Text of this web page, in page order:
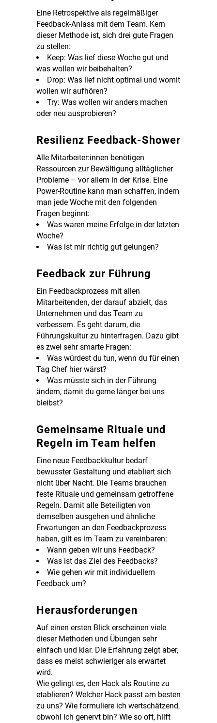
Eine Retrospektive als regelmäßiger
Feedback-Anlass mit dem Team. Kern
dieser Methode ist, sich drei gute Fragen
zu stellen:
Keep: Was lief diese Woche gut und
was wollen wir beibehalten?
Drop: Was lief nicht optimal und womit
wollen wir aufhören?
Try: Was wollen wir anders machen
oder neu ausprobieren?
Resilienz Feedback-Shower
Alle Mitarbeiter:innen benötigen
Ressourcen zur Bewältigung alltäglicher
Probleme – vor allem in der Krise. Eine
Power-Routine kann man schaffen, indem
man jede Woche mit den folgenden
Fragen beginnt:
Was waren meine Erfolge in der letzten
Woche?
Was ist mir richtig gut gelungen?
Feedback zur Führung
Ein Feedbackprozess mit allen
Mitarbeitenden, der darauf abzielt, das
Unternehmen und das Team zu
verbessern. Es geht darum, die
Führungskultur zu hinterfragen. Dazu gibt
es zwei sehr smarte Fragen:
Was würdest du tun, wenn du für einen
Tag Chef hier wärst?
Was müsste sich in der Führung
ändern, damit du gerne länger bei uns
bleibst?
Gemeinsame Rituale und
Regeln im Team helfen
Eine neue Feedbackkultur bedarf
bewusster Gestaltung und etabliert sich
nicht über Nacht. Die Teams brauchen
feste Rituale und gemeinsam getroffene
Regeln. Damit alle Beteiligten von
demselben ausgehen und ähnliche
Erwartungen an den Feedbackprozess
haben, gilt es im Team zu vereinbaren:
Wann geben wir uns Feedback?
Was ist das Ziel des Feedbacks?
Wie gehen wir mit individuellem
Feedback um?
Herausforderungen
Auf einen ersten Blick erscheinen viele
dieser Methoden und Übungen sehr
einfach und klar. Die Erfahrung zeigt aber,
dass es meist schwieriger als erwartet
wird.
Wie gelingt es, den Hack als Routine zu
etablieren? Welcher Hack passt am besten
zu uns? Wie formuliere ich wertschätzend,
obwohl ich genervt bin? Wie so oft, hilft